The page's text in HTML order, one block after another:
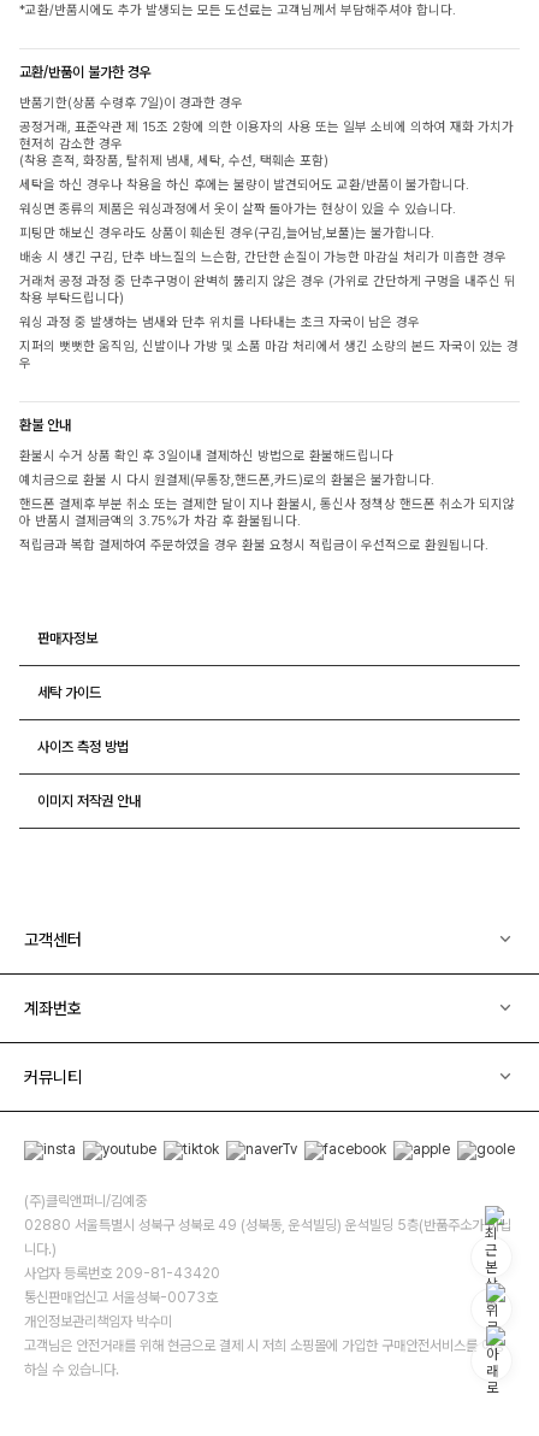
*교환/반품시에도 추가 발생되는 모든 도선료는 고객님께서 부담해주셔야 합니다.
교환/반품이 불가한 경우
반품기한(상품 수령후 7일)이 경과한 경우
공정거래, 표준약관 제 15조 2항에 의한 이용자의 사용 또는 일부 소비에 의하여 재화 가치가
현저히 감소한 경우
(착용 흔적, 화장품, 탈취제 냄새, 세탁, 수선, 택훼손 포함)
세탁을 하신 경우나 착용을 하신 후에는 불량이 발견되어도 교환/반품이 불가합니다.
워싱면 종류의 제품은 워싱과정에서 옷이 살짝 돌아가는 현상이 있을 수 있습니다.
피팅만 해보신 경우라도 상품이 훼손된 경우(구김,늘어남,보풀)는 불가합니다.
배송 시 생긴 구김, 단추 바느질의 느슨함, 간단한 손질이 가능한 마감실 처리가 미흡한 경우
거래처 공정 과정 중 단추구멍이 완벽히 뚫리지 않은 경우 (가위로 간단하게 구멍을 내주신 뒤
착용 부탁드립니다)
워싱 과정 중 발생하는 냄새와 단추 위치를 나타내는 초크 자국이 남은 경우
지퍼의 뻣뻣한 움직임, 신발이나 가방 및 소품 마감 처리에서 생긴 소량의 본드 자국이 있는 경
우
환불 안내
환불시 수거 상품 확인 후 3일이내 결제하신 방법으로 환불해드립니다
예치금으로 환불 시 다시 원결제(무통장,핸드폰,카드)로의 환불은 불가합니다.
핸드폰 결제후 부분 취소 또는 결제한 달이 지나 환불시, 통신사 정책상 핸드폰 취소가 되지않
아 반품시 결제금액의 3.75%가 차감 후 환불됩니다.
적립금과 복합 결제하여 주문하였을 경우 환불 요청시 적립금이 우선적으로 환원됩니다.
판매자정보
세탁 가이드
사이즈 측정 방법
이미지 저작권 안내
고객센터
계좌번호
커뮤니티
(주)클릭앤퍼니/김예중
02880 서울특별시 성북구 성북로 49 (성북동, 운석빌딩) 운석빌딩 5층(반품주소가 아닙
니다.)
사업자 등록번호 209-81-43420
통신판매업신고 서울성북-0073호
개인정보관리책임자 박수미
고객님은 안전거래를 위해 현금으로 결제 시 저희 소핑몰에 가입한 구매안전서비스를 이용
하실 수 있습니다.